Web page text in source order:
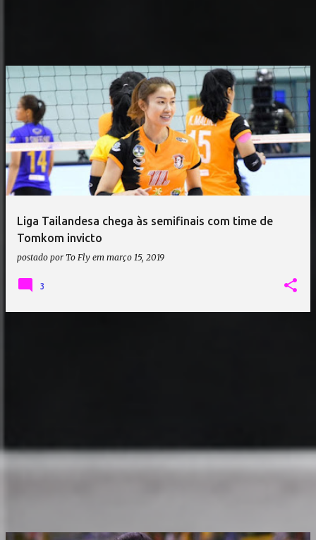
Liga Tailandesa chega às semifinais com time de
Tomkom invicto
postado por To Fly em março 15, 2019
3